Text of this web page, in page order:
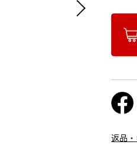
返品